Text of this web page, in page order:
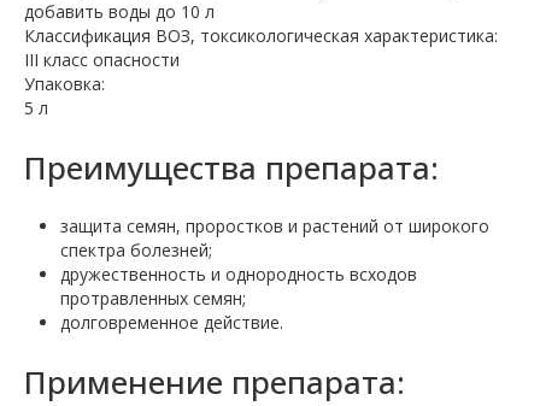
добавить воды до 10 л
Классификация ВОЗ, токсикологическая характеристика:
III класс опасности
Упаковка:
5 л
Преимущества препарата:
защита семян, проростков и растений от широкого
спектра болезней;
дружественность и однородность всходов
протравленных семян;
долговременное действие.
Применение препарата: